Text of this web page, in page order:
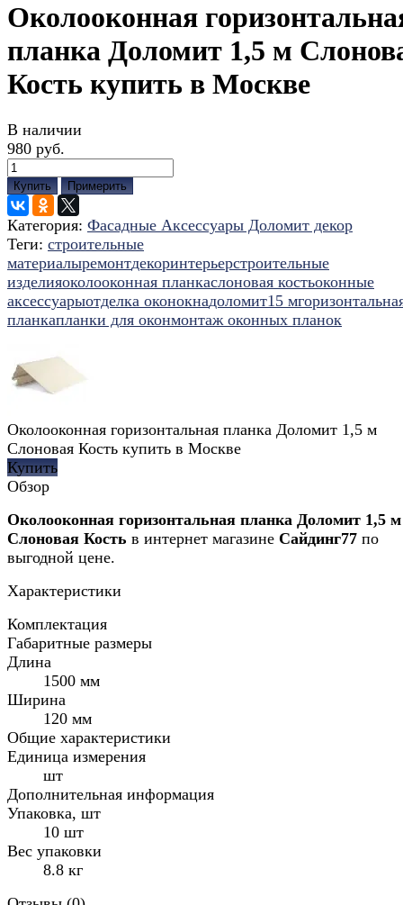
Околооконная
планка Доломит 1,5 м
Кость купить в Москве
В наличии
980 руб.
Купить Примерить
Категория: Фасадные Аксессуары Доломит декор
Теги: строительные
материалыремонтдекоринтерьерстроительные
изделияоколооконная планкаслоновая костьоконные
аксессуарыотделка оконокнадоломит1 5 м
планкапланки для оконмонтаж оконных планок
Околооконная горизонтальная планка Доломит 1,5 м
Слоновая Кость купить в Москве
Купить
Обзор
Околооконная горизонтальная планка Доломит 1,5 м
Слоновая Кость в интернет магазине Сайдинг77 по
выгодной цене.
Характеристики
Комплектация
Габаритные размеры
Длина
1500 мм
Ширина
120 мм
Общие характеристики
Единица измерения
шт
Дополнительная информация
Упаковка, шт
10 шт
Вес упаковки
8.8 кг